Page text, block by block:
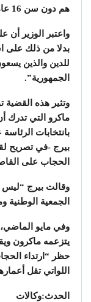
هم دون سن 16 عاما.
واعتبر الوزير أن
بدلا من ذلك على
للدين والذين
الجمهورية”.
وتثير هذه القضية
ماكرو التي تدرك
بيرج -في تصريح
الحجاب على
وقالت بيرج
الجمعية
وفي مايو
يتزعمه ماكرون
حظر “ارتداء
اللواتي تقل أعمارهن عن
الحدث:وكالات